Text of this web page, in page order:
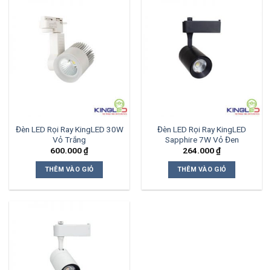
Đèn LED Rọi Ray KingLED 30W
Vỏ Trắng
600.000₫
THÊM VÀO GIỎ
Đèn LED Rọi Ray KingLED
Sapphire 7W Vỏ Đen
264.000₫
THÊM VÀO GIỎ